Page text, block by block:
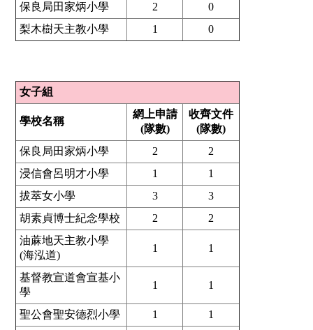
保良局田家炳小學
2
0
梨木樹天主教小學
1 0
女子組
學校名稱
網上申請
(隊數)
收齊文件
(隊數)
保良局田家炳小學
2
2
浸信會呂明才小學
1
1
拔萃女小學
3
3
胡素貞博士紀念學校
2
2
油蔴地天主教小學
(海泓道)
1 1
基督教宣道會宣基小
學
1 1
聖公會聖安德烈小學 1
1